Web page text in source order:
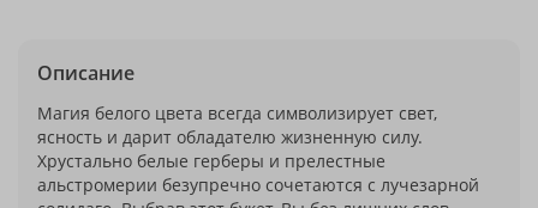
Описание
Магия белого цвета всегда символизирует свет,
ясность и дарит обладателю жизненную силу.
Хрустально белые герберы и прелестные
альстромерии безупречно сочетаются с лучезарной